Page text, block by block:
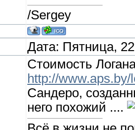
/Sergey
Дата: Пятница,
Стоимость
http://
Сандеро,
него похожий ....